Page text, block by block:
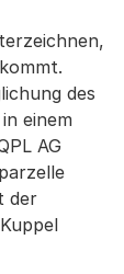
des
einem
AG
der